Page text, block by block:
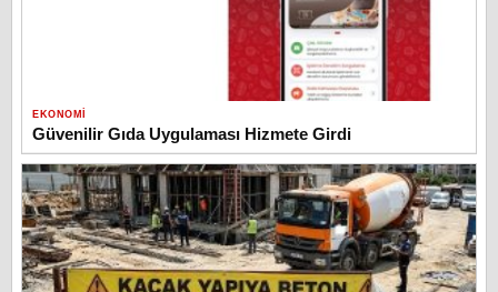
EKONOMI
Güvenilir Gıda Uygulaması Hizmete Girdi